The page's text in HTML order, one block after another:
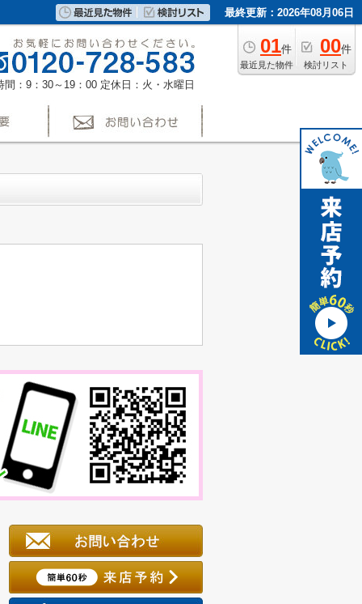
最終更新：2026年08月06日
01件
最近見た物件
00件
検討リスト
間：9：30～19：00 定休日：火・水曜日